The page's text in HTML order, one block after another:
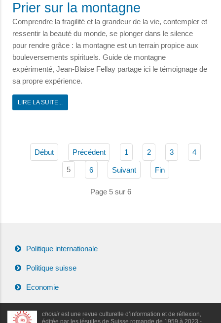
Prier sur la montagne
Comprendre la fragilité et la grandeur de la vie, contempler et
ressentir la beauté du monde, se plonger dans le silence
pour rendre grâce : la montagne est un terrain propice aux
bouleversements spirituels. Guide de montagne
expérimenté, Jean-Blaise Fellay partage ici le témoignage de
sa propre expérience.
LIRE LA SUITE...
Début Précédent 1 2 3 4
5 6 Suivant Fin
Page 5 sur 6
Politique internationale
Politique suisse
Economie
choisirest une revue culturelle d’information et de réflexion,
éditée par les jésuites de Suisse romande de 1959 à 2023 -